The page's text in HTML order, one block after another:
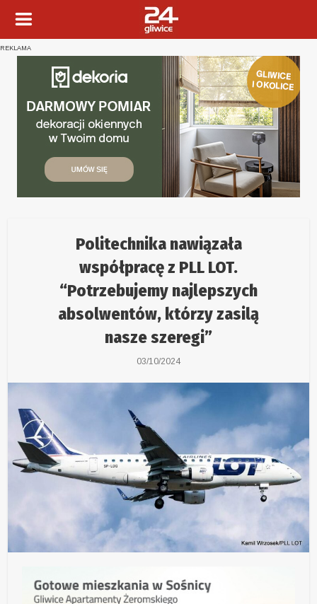
REKLAMA
Politechnika nawiązała
współpracę z PLL LOT.
“Potrzebujemy najlepszych
absolwentów, którzy zasilą
nasze szeregi”
03/10/2024